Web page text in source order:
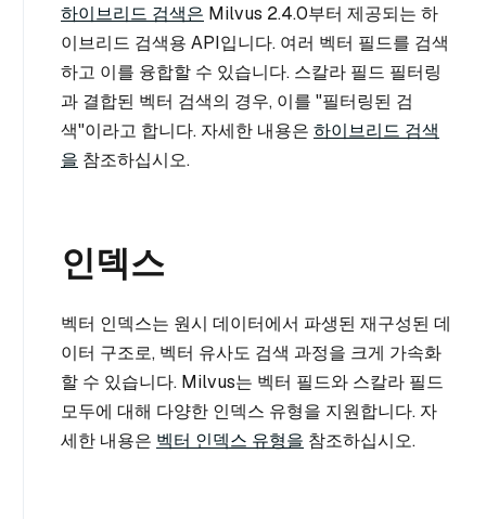
하이브리드 검색은 Milvus 2.4.0부터 제공되는 하
이브리드 검색용 API입니다. 여러 벡터 필드를 검색
하고 이를 융합할 수 있습니다. 스칼라 필드 필터링
과 결합된 벡터 검색의 경우, 이를 "필터링된 검
색"이라고 합니다. 자세한 내용은 하이브리드 검색
을 참조하십시오.
인덱스
벡터 인덱스는 원시 데이터에서 파생된 재구성된 데
이터 구조로, 벡터 유사도 검색 과정을 크게 가속화
할 수 있습니다. Milvus는 벡터 필드와 스칼라 필드
모두에 대해 다양한 인덱스 유형을 지원합니다. 자
세한 내용은 벡터 인덱스 유형을 참조하십시오.